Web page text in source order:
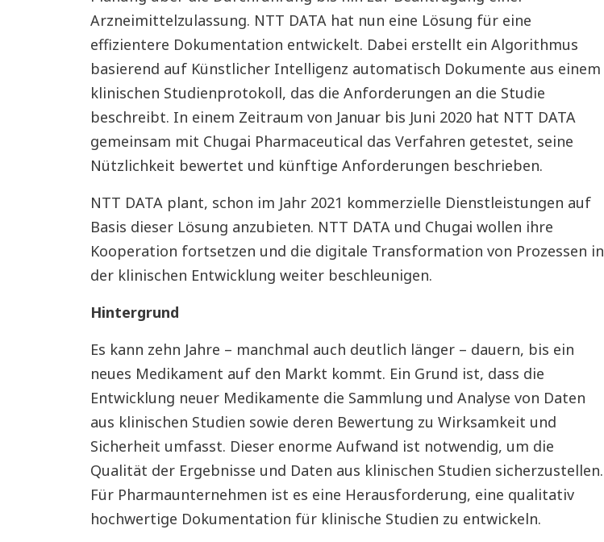
Arzneimittelzulassung. NTT DATA hat nun eine Lösung für eine
effizientere Dokumentation entwickelt. Dabei erstellt ein Algorithmus
basierend auf Künstlicher Intelligenz automatisch Dokumente aus einem
klinischen Studienprotokoll, das die Anforderungen an die Studie
beschreibt. In einem Zeitraum von Januar bis Juni 2020 hat NTT DATA
gemeinsam mit Chugai Pharmaceutical das Verfahren getestet, seine
Nützlichkeit bewertet und künftige Anforderungen beschrieben.
NTT DATA plant, schon im Jahr 2021 kommerzielle Dienstleistungen auf
Basis dieser Lösung anzubieten. NTT DATA und Chugai wollen ihre
Kooperation fortsetzen und die digitale Transformation von Prozessen in
der klinischen Entwicklung weiter beschleunigen.
Hintergrund
Es kann zehn Jahre – manchmal auch deutlich länger – dauern, bis ein
neues Medikament auf den Markt kommt. Ein Grund ist, dass die
Entwicklung neuer Medikamente die Sammlung und Analyse von Daten
aus klinischen Studien sowie deren Bewertung zu Wirksamkeit und
Sicherheit umfasst. Dieser enorme Aufwand ist notwendig, um die
Qualität der Ergebnisse und Daten aus klinischen Studien sicherzustellen.
Für Pharmaunternehmen ist es eine Herausforderung, eine qualitativ
hochwertige Dokumentation für klinische Studien zu entwickeln.